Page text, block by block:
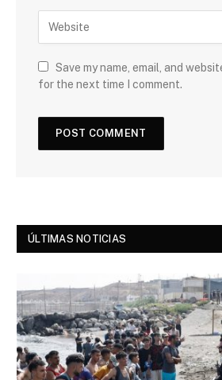
Save my name, email, and
for the next time I comment.
ÚLTIMAS NOTICIAS